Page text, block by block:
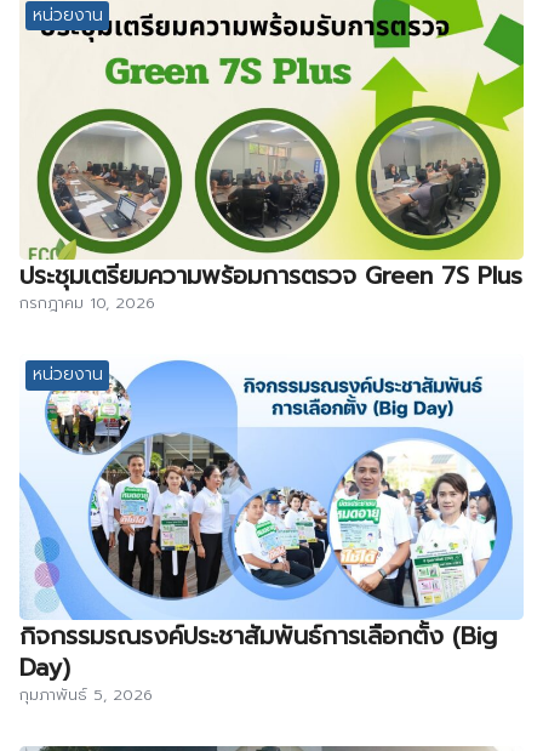
หน่วยงาน
ประชุมเตรียมความพร้อมการตรวจ Green 7S Plus
กรกฎาคม 10, 2026
หน่วยงาน
กิจกรรมรณรงค์ประชาสัมพันธ์การเลือกตั้ง (Big
Day)
กุมภาพันธ์ 5, 2026